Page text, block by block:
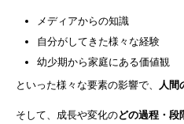
メディアからの知識
自分がしてきた様々な経験
幼少期から家庭にある価値観
といった様々な要素の影響で、
人間
そして、成長や変化のどの過程・段